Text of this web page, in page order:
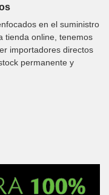
en el suministro
tienda online, tenemos
importadores directos
permanente y